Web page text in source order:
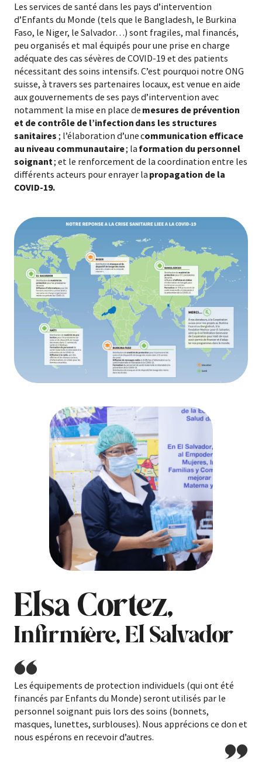
Les services de santé dans les pays d’intervention
d’Enfants du Monde (tels que le Bangladesh, le Burkina
Faso, le Niger, le Salvador…) sont fragiles, mal financés,
peu organisés et mal équipés pour une prise en charge
adéquate des cas sévères de COVID-19 et des patients
nécessitant des soins intensifs. C’est pourquoi notre ONG
suisse, à travers ses partenaires locaux, est venue en aide
aux gouvernements de ses pays d’intervention avec
notamment la mise en place de mesures de prévention
et de contrôle de l’infection dans les structures
sanitaires ; l’élaboration d’une communication efficace
au niveau communautaire; la formation du personnel
soignant; et le renforcement de la coordination entre les
différents acteurs pour enrayer la propagation de la
COVID-19.
Elsa Cortez,
Infirmière, El Salvador
Les équipements de protection individuels (qui ont été
financés par Enfants du Monde) seront utilisés par le
personnel soignant puis lors des soins (bonnets,
masques, lunettes, surblouses). Nous apprécions ce don et
nous espérons en recevoir d’autres.